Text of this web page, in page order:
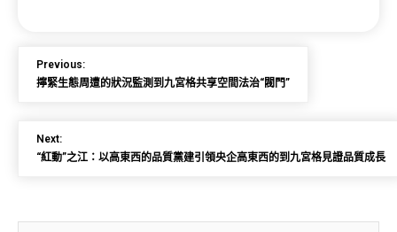
Previous:
擰緊生態周遭的狀況監測到九宮格共享空間法治“閥門”
Next:
“紅動”之江：以高東西的品質黨建引領央企高東西的到九宮格見證品質成長